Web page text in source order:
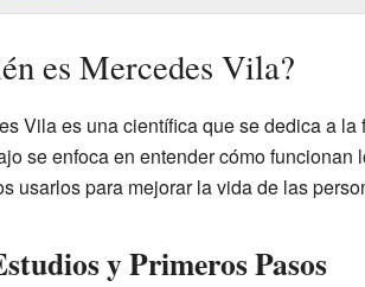
es Mercedes Vila?
Vila es una científica que se dedica a
se enfoca en entender cómo funcionan
usarlos para mejorar la vida de las
y Primeros Pasos